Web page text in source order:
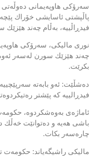
سەرۆکی هاوپەیمانی دەوڵەتی
پاڵپشتی ئاسایشی خۆراك
فیدڕاڵییە، بەڵام چەند
نوری مالیکی، سەرۆکی
چەند هێزێك سورن لەسەر
بکرێت.
دەشڵێت: ئەو بابەتە
فیدڕالییە کە پێشتر
ئاماژەی بەوەشکردوە، حکومەت
باشی هەیە و دەتوانێت خەڵك
چارەسەر بکات.
مالیکی راشیگەیاند: حکومەت